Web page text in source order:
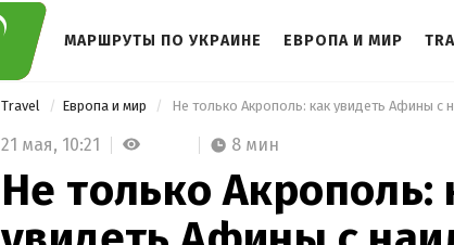
МАРШРУТЫ ПО УКРАИНЕ ЕВРОПА И МИР
Travel Европа и мир
21 мая, 10:21 8 мин
Не только Акрополь: